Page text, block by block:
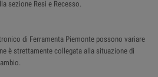
sezione Resi e Recesso.
di Ferramenta Piemonte possono variare
è strettamente collegata alla situazione di